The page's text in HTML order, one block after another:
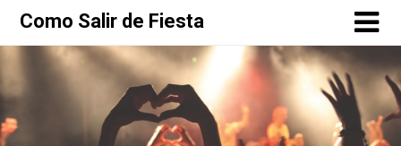
Como Salir de Fiesta